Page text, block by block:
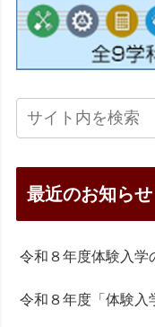
最近のお知らせ
令和８年度体験入学
令和８年度「体験入